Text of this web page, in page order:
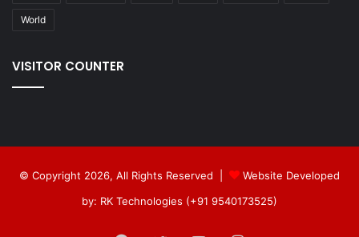
World
VISITOR COUNTER
© Copyright 2026, All Rights Reserved |
Website Developed
by: RK Technologies (+91 9540173525)